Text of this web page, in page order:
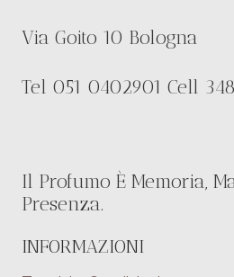
Via Goito 10 Bologna
Tel 051 0402901 Cell
Il Profumo È Memoria,
Presenza.
INFORMAZIONI